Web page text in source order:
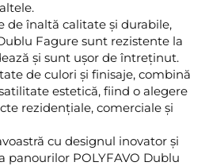
de înaltă calitate și durabile,
Fagure sunt rezistente la
și sunt ușor de întreținut.
de culori și finisaje, combină
estetică, fiind o alegere
rezidențiale, comerciale și
cu designul inovator și
panourilor POLYFAVO Dublu